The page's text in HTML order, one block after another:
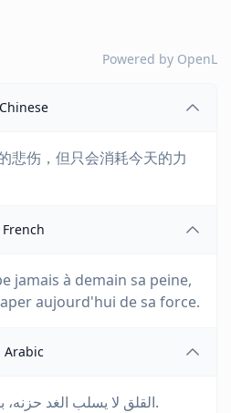
Powered by OpenL
Chinese
悲伤，但只会消耗今天的力
French
jamais à demain sa peine,
aujourd'hui de sa force.
Arabic
القلق لا يسلب الغد حزنه، بل يستنزف اليوم من قوته.